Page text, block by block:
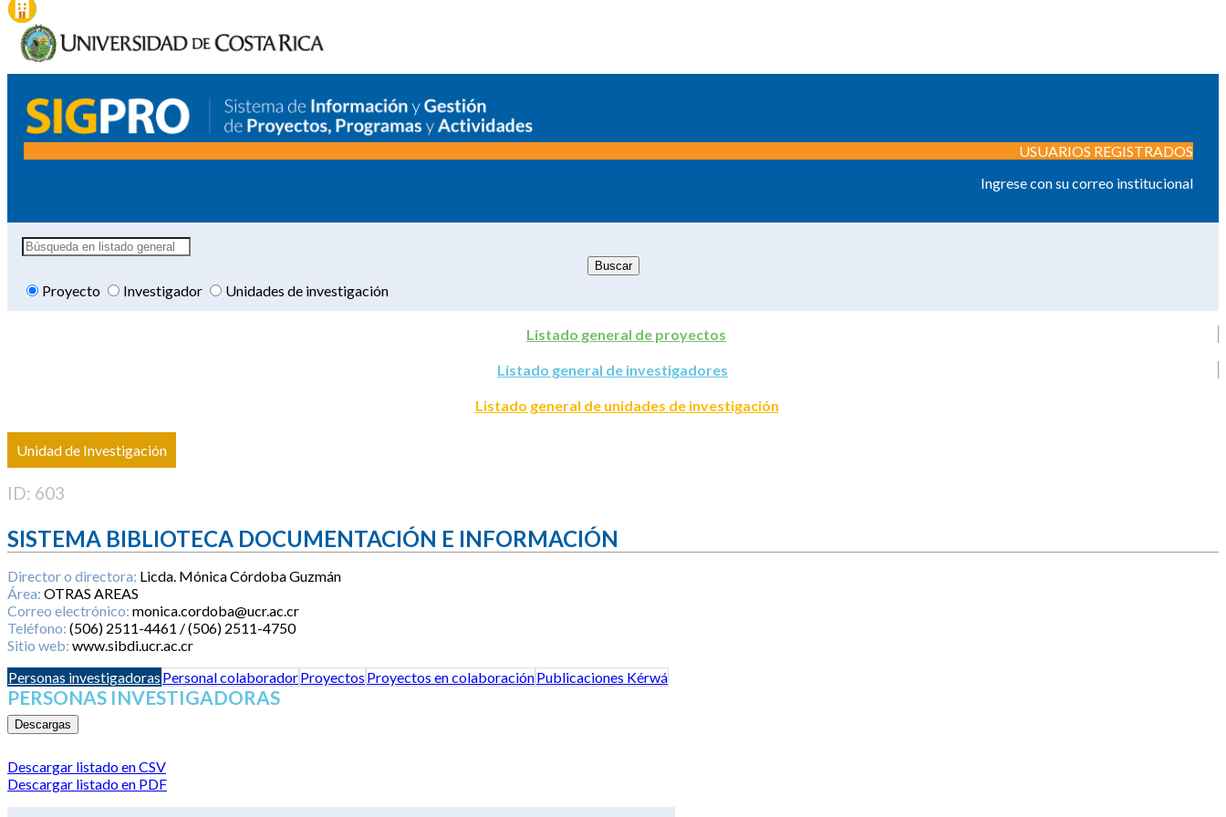
USUARIOS REGISTRADOS
Ingrese con su correo institucional
Proyecto Investigador Unidades de investigación
Listado general de proyectos
Listado general de investigadores
Listado general de unidades de investigación
Unidad de Investigación
ID: 603
SISTEMA BIBLIOTECA DOCUMENTACIÓN E INFORMACIÓN
Director o directora: Licda. Mónica Córdoba Guzmán
Área: OTRAS AREAS
Correo electrónico: monica.cordoba@ucr.ac.cr
Teléfono: (506) 2511-4461 / (506) 2511-4750
Sitio web: www.sibdi.ucr.ac.cr
Personas investigadoras Personal colaboradorProyectos Proyectos en colaboraciónPublicaciones Kérwá
PERSONAS INVESTIGADORAS
Descargas
Descargar listado en CSV
Descargar listado en PDF